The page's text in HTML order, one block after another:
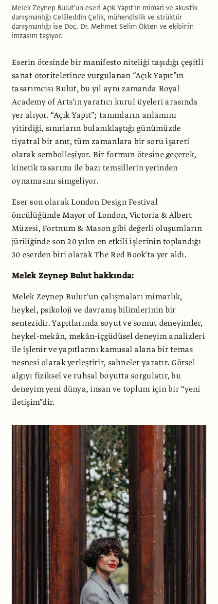
Melek Zeynep Bulut'un eseri Açık Yapıt'ın mimari ve akustik
danışmanlığı Celâleddin Çelik, mühendislik ve strüktür
danışmanlığı ise Doç. Dr. Mehmet Selim Ökten ve ekibinin
imzasını taşıyor.
Eserin ötesinde bir manifesto niteliği taşıdığı çeşitli
sanat otoritelerince vurgulanan “Açık Yapıt”ın
tasarımcısı Bulut, bu yıl aynı zamanda Royal
Academy of Arts’ın yaratıcı kurul üyeleri arasında
yer alıyor. “Açık Yapıt”; tanımların anlamını
yitirdiği, sınırların bulanıklaştığı günümüzde
tiyatral bir anıt, tüm zamanlara bir soru işareti
olarak sembolleşiyor. Bir formun ötesine geçerek,
kinetik tasarımı ile bazı temsillerin yerinden
oynamasını simgeliyor.
Eser son olarak London Design Festival
öncülüğünde Mayor of London, Victoria & Albert
Müzesi, Fortnum & Mason gibi değerli oluşumların
jüriliğinde son 20 yılın en etkili işlerinin toplandığı
30 eserden biri olarak The Red Book’ta yer aldı.
Melek Zeynep Bulut hakkında:
Melek Zeynep Bulut’un çalışmaları mimarlık,
heykel, psikoloji ve davranış bilimlerinin bir
sentezidir. Yapıtlarında soyut ve somut deneyimler,
heykel-mekân, mekân-içgüdüsel deneyim analizleri
ile işlenir ve yapıtlarını kamusal alana bir temas
nesnesi olarak yerleştirir, sahneler yaratır. Görsel
algıyı fiziksel ve ruhsal boyutta sorgulatır, bu
deneyim yeni dünya, insan ve toplum için bir “yeni
iletişim”dir.